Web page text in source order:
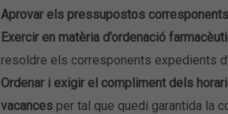
Aprovar els pressupostos
Exercir en matèria d’ordenació
resoldre els corresponents expedients
Ordenar i exigir el compliment dels
vacances per tal que quedi garantida la